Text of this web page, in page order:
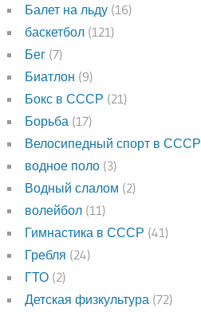
Балет на льду (16)
баскетбол (121)
Бег (7)
Биатлон (9)
Бокс в СССР (21)
Борьба (17)
Велосипедный спорт в СССР
водное поло (3)
Водный слалом (2)
волейбол (11)
Гимнастика в СССР (41)
Гребля (24)
ГТО (2)
Детская физкультура (72)